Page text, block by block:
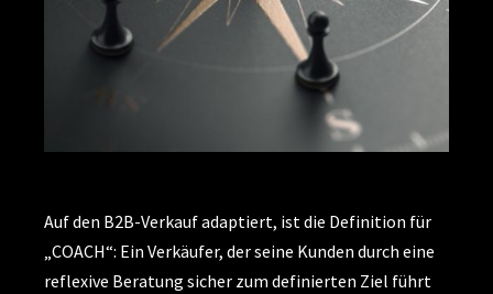
Auf den B2B-Verkauf adaptiert, ist die Definition für
„COACH“: Ein Verkäufer, der seine Kunden durch eine
reflexive Beratung sicher zum definierten Ziel führt